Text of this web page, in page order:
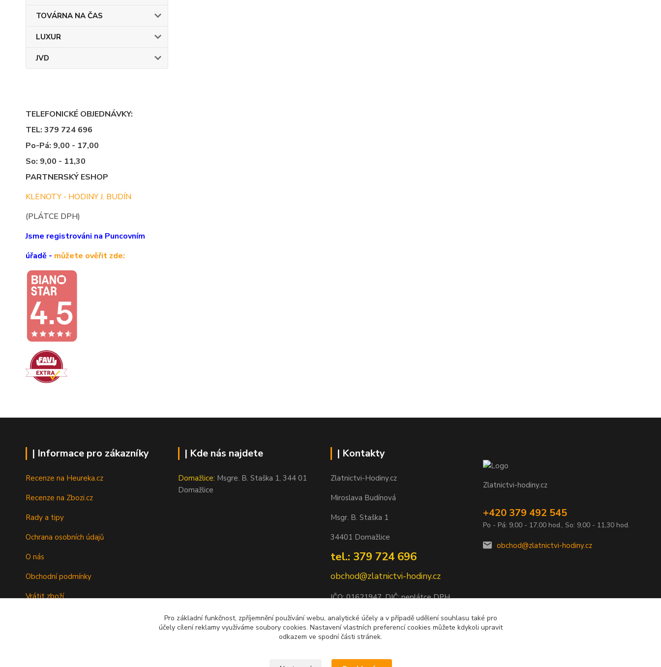
TOVÁRNA NA ČAS
LUXUR
JVD
TELEFONICKÉ OBJEDNÁVKY:
TEL: 379 724 696
Po-Pá: 9,00 - 17,00
So: 9,00 - 11,30
PARTNERSKÝ ESHOP
KLENOTY - HODINY J. BUDÍN
(PLÁTCE DPH)
Jsme registrováni na Puncovním
úřadě - můžete ověřit zde:
| Informace pro zákazníky
Recenze na Heureka.cz
Recenze na Zbozi.cz
Rady a tipy
Ochrana osobních údajů
O nás
Obchodní podmínky
Vrátit zboží
| Kde nás najdete
Domažlice: Msgre. B. Staška 1, 344 01
Domažlice
| Kontakty
Zlatnictvi-Hodiny.cz
Miroslava Budínová
Msgr. B. Staška 1
34401 Domažlice
tel.: 379 724 696
obchod@zlatnictvi-hodiny.cz
IČO: 01621947, DIČ: neplátce DPH
Bankovní spojení: 2500452838/2010
Zlatnictvi-hodiny.cz
+420 379 492 545
Po - Pá: 9,00 - 17,00 hod., So: 9,00 - 11,30 hod.
obchod@zlatnictvi-hodiny.cz
Pro základní funkčnost, zpříjemnění používání webu, analytické účely a v případě udělení souhlasu také pro
účely cílení reklamy využíváme soubory cookies. Nastavení vlastních preferencí cookies můžete kdykoli upravit
odkazem ve spodní části stránek.